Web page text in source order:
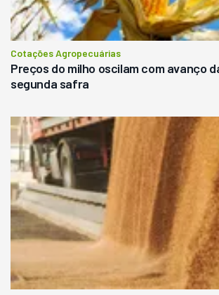
Cotações Agropecuárias
Preços do milho oscilam com avanço
segunda safra